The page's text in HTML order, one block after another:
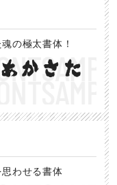
の極太書体！
かさた
わせる書体